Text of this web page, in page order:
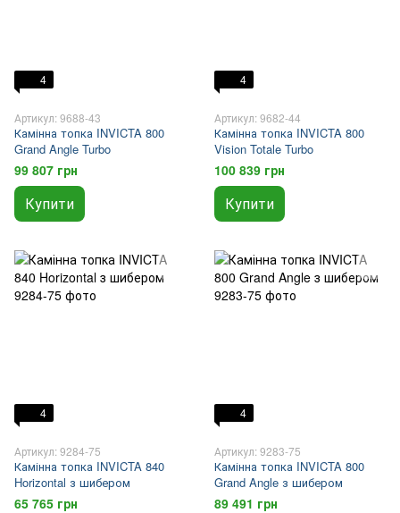
4
Артикул: 9688-43
Камінна топка INVICTA 800
Grand Angle Turbo
99 807 грн
Купити
4
Артикул: 9682-44
Камінна топка INVICTA 800
Vision Totale Turbo
100 839 грн
Купити
4
Артикул: 9284-75
Камінна топка INVICTA 840
Horizontal з шибером
65 765 грн
4
Артикул: 9283-75
Камінна топка INVICTA 800
Grand Angle з шибером
89 491 грн